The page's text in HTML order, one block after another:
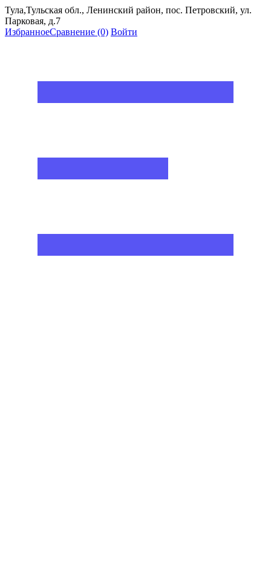
Тула,Тульская обл., Ленинский район, пос. Петровский, ул.
Парковая, д.7
ИзбранноеСравнение (0) Войти